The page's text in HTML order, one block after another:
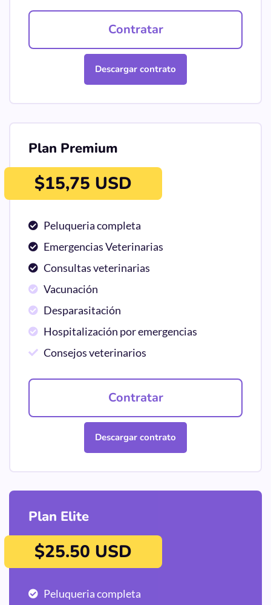
Contratar
Descargar contrato
Plan Premium
$15,75 USD
Peluqueria completa
Emergencias Veterinarias
Consultas veterinarias
Vacunación
Desparasitación
Hospitalización por emergencias
Consejos veterinarios
Contratar
Descargar contrato
Plan Elite
$25.50 USD
Peluqueria completa